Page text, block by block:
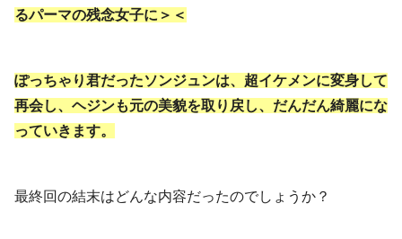
るパーマの残念女子に＞＜
ぽっちゃり君だったソンジュンは、超イケメンに変身して
再会し、ヘジンも元の美貌を取り戻し、だんだん綺麗にな
っていきます。
最終回の結末はどんな内容だったのでしょうか？